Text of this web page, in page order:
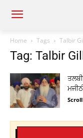
Home Tags Talbir
Tag: Talbir